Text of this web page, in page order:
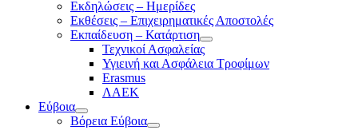
Εκδηλώσεις – Ημερίδες
Εκθέσεις – Επιχειρηματικές Αποστολές
Εκπαίδευση – Κατάρτιση
Τεχνικοί Ασφαλείας
Υγιεινή και Ασφάλεια Τροφίμων
Erasmus
ΛΑΕΚ
Εύβοια
Βόρεια Εύβοια